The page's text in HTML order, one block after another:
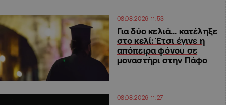
08.08.2026 11:53
Για δύο κελιά… κατέληξε
στο κελί: Έτσι έγινε η
απόπειρα φόνου σε
μοναστήρι στην Πάφο
08.08.2026 11:27